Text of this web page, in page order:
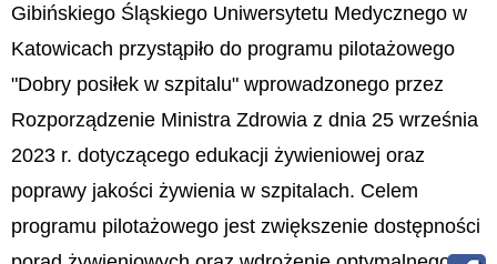
Gibińskiego Śląskiego Uniwersytetu Medycznego w
Katowicach przystąpiło do programu pilotażowego
"Dobry posiłek w szpitalu" wprowadzonego przez
Rozporządzenie Ministra Zdrowia z dnia 25 września
2023 r. dotyczącego edukacji żywieniowej oraz
poprawy jakości żywienia w szpitalach. Celem
programu pilotażowego jest zwiększenie dostępności